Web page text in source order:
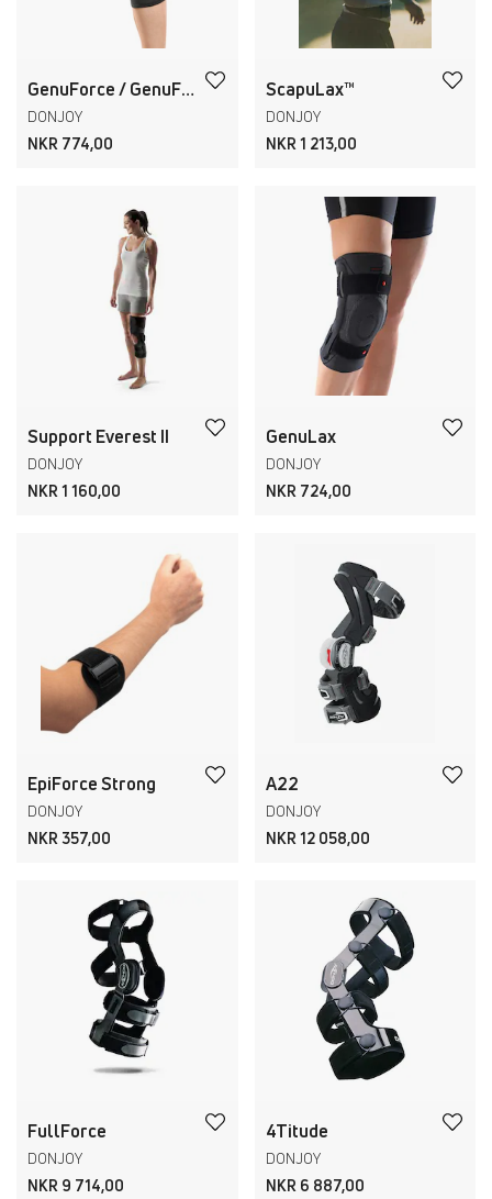
GenuForce / GenuForce Plus
DONJOY
NKR 774,00
ScapuLax™
DONJOY
NKR 1 213,00
Support Everest II
DONJOY
NKR 1 160,00
GenuLax
DONJOY
NKR 724,00
EpiForce Strong
DONJOY
NKR 357,00
A22
DONJOY
NKR 12 058,00
FullForce
DONJOY
NKR 9 714,00
4Titude
DONJOY
NKR 6 887,00